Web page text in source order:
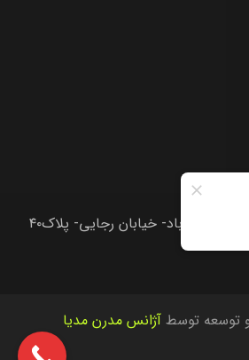
-خاتون آباد- خیابان رجایی- پلاک۴۰
توسعه توسطآژانس مدرن مدیا